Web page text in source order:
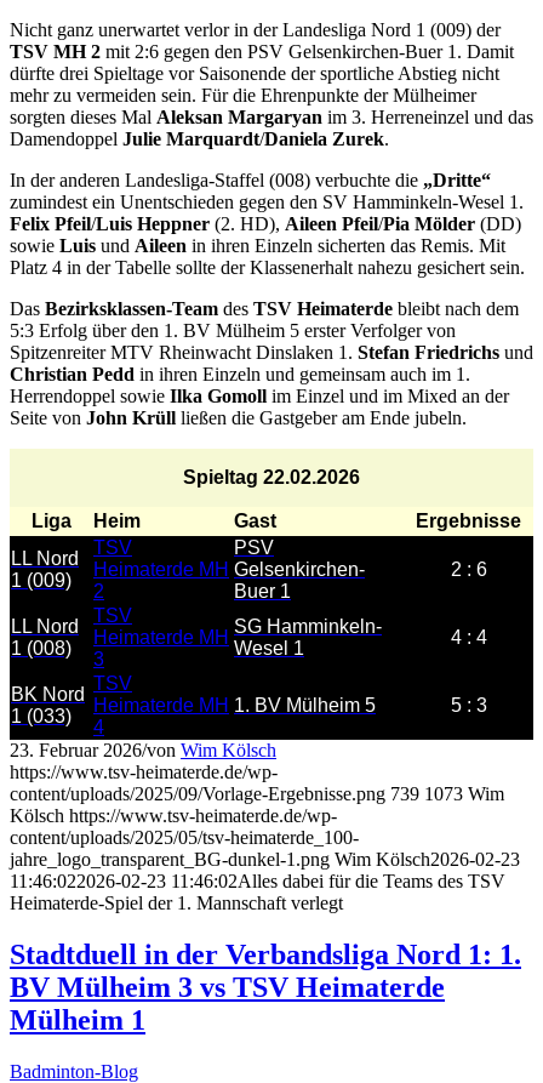
Nicht ganz unerwartet verlor in der Landesliga Nord 1 (009) der
TSV MH 2 mit 2:6 gegen den PSV Gelsenkirchen-Buer 1. Damit
dürfte drei Spieltage vor Saisonende der sportliche Abstieg nicht
mehr zu vermeiden sein. Für die Ehrenpunkte der Mülheimer
sorgten dieses Mal Aleksan Margaryan im 3. Herreneinzel und das
Damendoppel Julie Marquardt/Daniela Zurek.
In der anderen Landesliga-Staffel (008) verbuchte die „Dritte“
zumindest ein Unentschieden gegen den SV Hamminkeln-Wesel 1.
Felix Pfeil/Luis Heppner (2. HD), Aileen Pfeil/Pia Mölder (DD)
sowie Luis und Aileen in ihren Einzeln sicherten das Remis. Mit
Platz 4 in der Tabelle sollte der Klassenerhalt nahezu gesichert sein.
Das Bezirksklassen-Team des TSV Heimaterde bleibt nach dem
5:3 Erfolg über den 1. BV Mülheim 5 erster Verfolger von
Spitzenreiter MTV Rheinwacht Dinslaken 1. Stefan Friedrichs und
Christian Pedd in ihren Einzeln und gemeinsam auch im 1.
Herrendoppel sowie Ilka Gomoll im Einzel und im Mixed an der
Seite von John Krüll ließen die Gastgeber am Ende jubeln.
Spieltag 22.02.2026
Liga Heim Gast
Ergebnisse
LL Nord
1 (009)
TSV
Heimaterde MH
2
PSV
Gelsenkirchen-
Buer 1
2 : 6
LL Nord
1 (008)
TSV
Heimaterde MH
3
SG Hamminkeln-
Wesel 1
4 : 4
BK Nord
1 (033)
TSV
Heimaterde MH
4
1. BV Mülheim 5 5 : 3
23. Februar 2026/von Wim Kölsch
https://www.tsv-heimaterde.de/wp-
content/uploads/2025/09/Vorlage-Ergebnisse.png 739 1073 Wim
Kölsch https://www.tsv-heimaterde.de/wp-
content/uploads/2025/05/tsv-heimaterde_100-
jahre_logo_transparent_BG-dunkel-1.png Wim Kölsch2026-02-23
11:46:022026-02-23 11:46:02Alles dabei für die Teams des TSV
Heimaterde-Spiel der 1. Mannschaft verlegt
Stadtduell in der Verbandsliga Nord 1: 1.
BV Mülheim 3 vs TSV Heimaterde
Mülheim 1
Badminton-Blog